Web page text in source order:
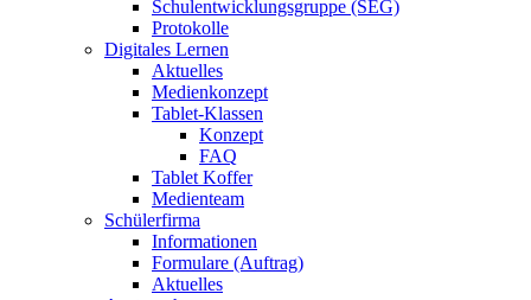
Schulentwicklungsgruppe (SEG)
Protokolle
Digitales Lernen
Aktuelles
Medienkonzept
Tablet-Klassen
Konzept
FAQ
Tablet Koffer
Medienteam
Schülerfirma
Informationen
Formulare (Auftrag)
Aktuelles